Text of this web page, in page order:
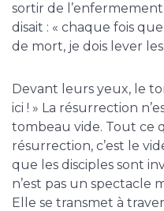
sortir de
disait : « chaque fois
de mort, je dois lever les
Devant leurs yeux, le
ici ! » La résurrection
tombeau vide. Tout ce
résurrection, c’est le
que les disciples sont
n’est pas un spectacle
Elle se transmet à